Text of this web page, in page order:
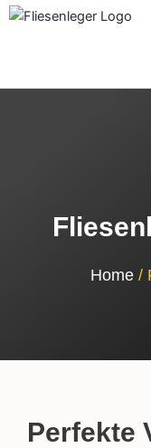
Zum
Home/
Perfekte